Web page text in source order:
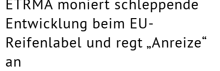
Entwicklung beim EU-
Reifenlabel und regt „Anreize“
an